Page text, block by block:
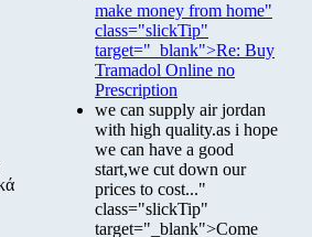
make money from home"
class="slickTip"
target="_blank">Re: Buy
Tramadol Online no
Prescription
we can supply air jordan
with high quality.as i hope
we can have a good
start,we cut down our
prices to cost..."
class="slickTip"
target="_blank">Come